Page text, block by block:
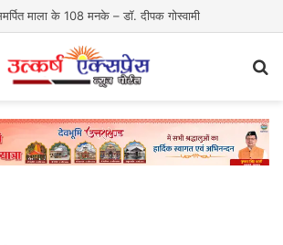
माला के 108 मनके – डॉ. दीपक गोस्वामी